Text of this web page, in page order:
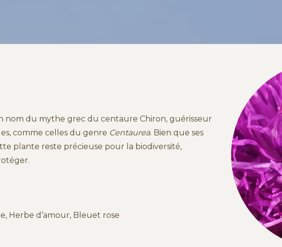
nom du mythe grec du centaure Chiron, guérisseur
comme celles du genre Centaurea. Bien que ses
plante reste précieuse pour la biodiversité,
Herbe d’amour, Bleuet rose